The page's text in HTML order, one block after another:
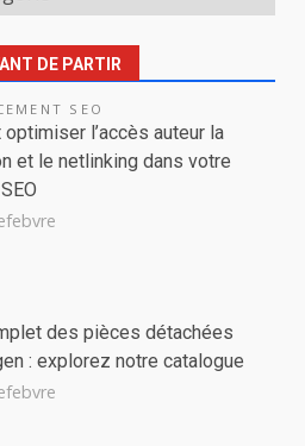
DE PARTIR
SEO
optimiser l’accès auteur la
et le netlinking dans votre
des pièces détachées
: explorez notre catalogue